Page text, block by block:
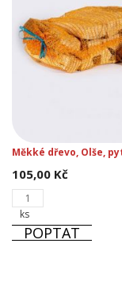
Měkké dřevo, Olše,
105,00 Kč
Měkké
dřevo,
Olše,
pytlované,
ks
POPTAT